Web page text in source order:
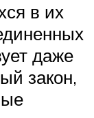
в их
даже
закон,